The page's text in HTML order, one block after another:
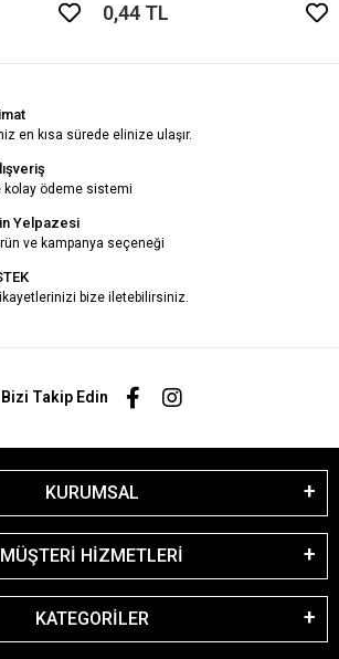
0,44 TL
en kısa sürede elinize ulaşır.
kolay ödeme sistemi
Yelpazesi
ve kampanya seçeneği
bize iletebilirsiniz.
Bizi Takip Edin
KURUMSAL
MÜŞTERİ HİZMETLERİ
KATEGORİLER